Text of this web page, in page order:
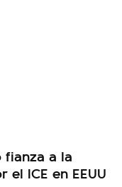
a la
ICE en EEUU